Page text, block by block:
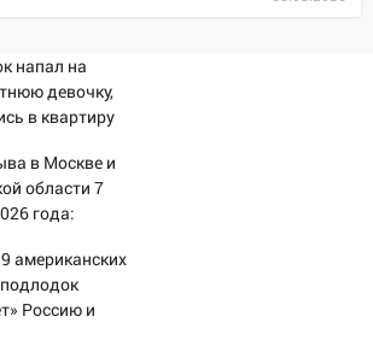
Шурыгина уверовала в
директора фирмы
за неуплату налогов на 48
на питбайке сбил
пострадали двое
ожидается
четверг
напал на
девочку,
в квартиру
в Москве и
области 7
года:
громкий
американских
Россию и